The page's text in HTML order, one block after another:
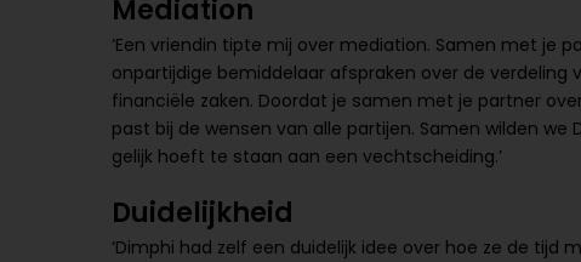
Mediation
‘Een vriendin tipte mij over mediation. Samen met je
onpartijdige bemiddelaar afspraken over de
financiële zaken. Doordat je samen met je partner
past bij de wensen van alle partijen. Samen wilden we
gelijk hoeft te staan aan een vechtscheiding.’
Duidelijkheid
‘Dimphi had zelf een duidelijk idee over hoe ze de tijd